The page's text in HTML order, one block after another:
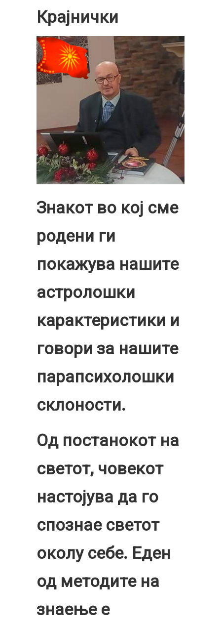
Крајнички
Знакот во кој сме
родени ги
покажува нашите
астролошки
карактеристики и
говори за нашите
парапсихолошки
склоности.
Од постанокот на
светот, човекот
настојува да го
спознае светот
околу себе. Еден
од методите на
знаење е